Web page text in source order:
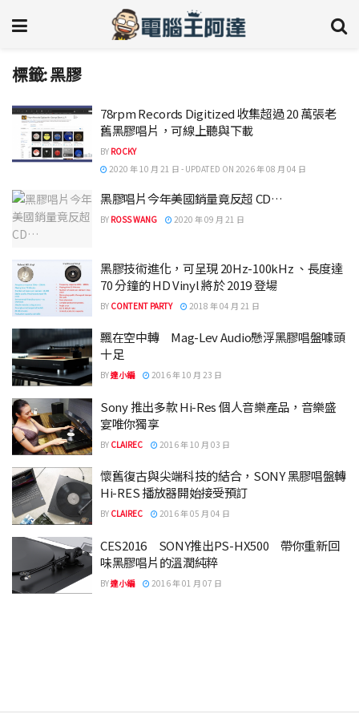
標籤:黑膠
78rpm Records Digitized 收集超過 20 萬張老
舊黑膠唱片，可線上聽與下載
BY ROCKY
2020 年 10 月 21 日 - UPDATED ON 2026 年 08 月 04 日
黑膠唱片今年美國銷量竟反超 CD…
BY ROSS WANG 2020 年 09 月 21 日
黑膠技術進化，可呈現 20Hz-100kHz 、長度達
70 分鐘的 HD Vinyl 將於 2019 登場
BY CONTENT PARTY 2018 年 04 月 21 日
飄在空中轉 Mag-Lev Audio懸浮黑膠唱盤噱頭
十足
BY達小編 2016 年 10 月 23 日
Sony 推出多款 Hi-Res 個人音樂產品，音樂盛
宴唯你獨享
BY CLAIREC 2016 年 10 月 03 日
懷舊復古與尖端科技的結合，SONY 黑膠唱盤轉
Hi-RES 播放器開始接受預訂
BY CLAIREC 2016 年 05 月 04 日
CES2016 SONY推出PS-HX500 帶你重新回
味黑膠唱片的溫潤純粹
BY達小編 2016 年 01 月 07 日